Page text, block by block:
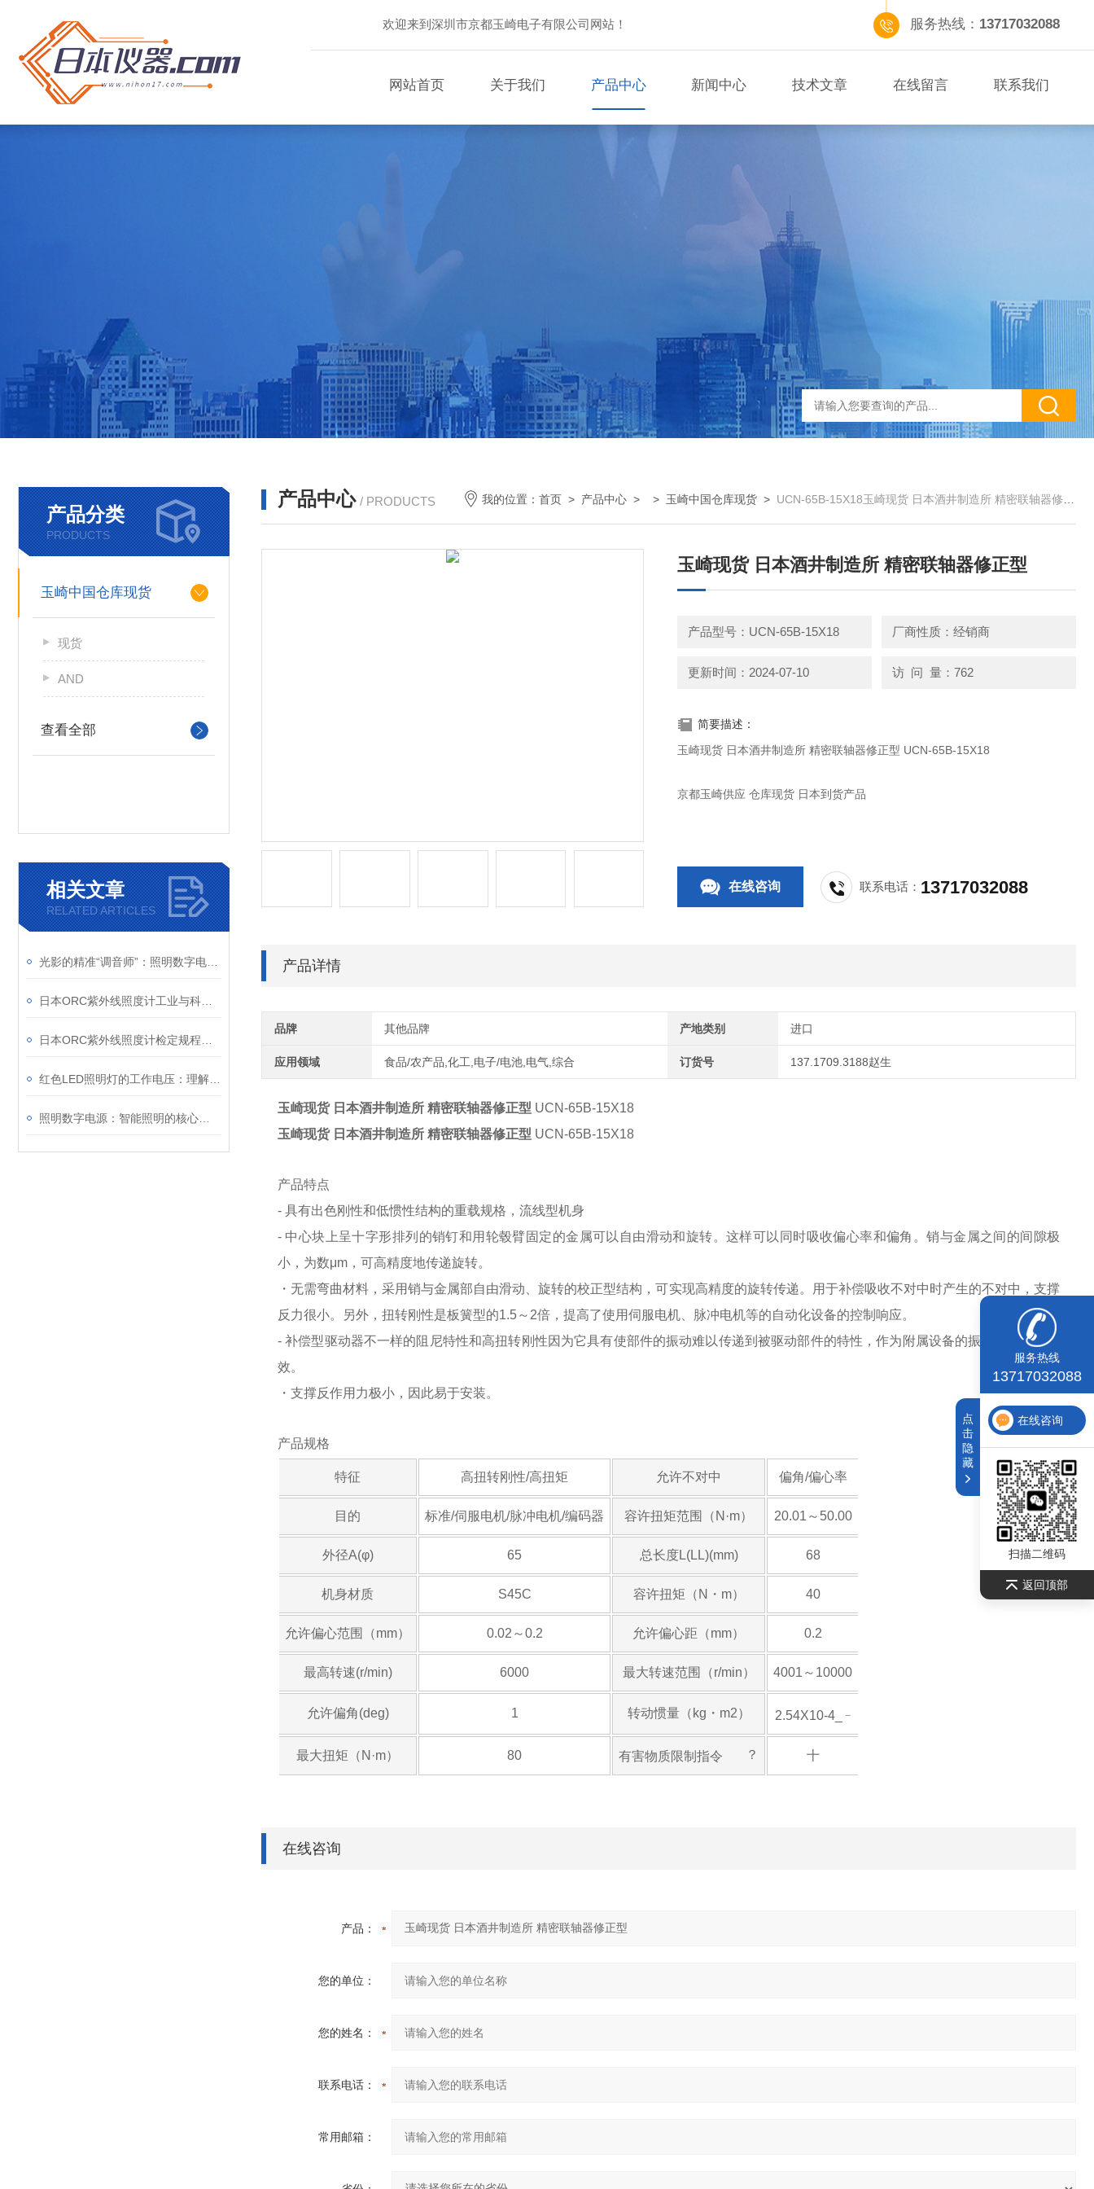
欢迎来到深圳市京都玉崎电子有限公司网站！ 服务热线： 13717032088
网站首页 关于我们 产品中心 新闻中心 技术文章 在线留言 联系我们
产品分类
PRODUCTS
玉崎中国仓库现货
现货
AND
查看全部
相关文章
RELATED ARTICLES
产品中心 / PRODUCTS 我的位置：首页 > 产品中心 > > 玉崎中国仓库现货 > UCN-65B-15X18玉崎现货 日本酒井制造所 精密联轴器修正型
玉崎现货 日本酒井制造所 精密联轴器修正型
产品型号：UCN-65B-15X18 厂商性质：经销商
更新时间：2024-07-10 访 问 量：762
简要描述：
玉崎现货 日本酒井制造所 精密联轴器修正型 UCN-65B-15X18
京都玉崎供应 仓库现货 日本到货产品
在线咨询 联系电话： 13717032088
产品详情
品牌 其他品牌 产地类别 进口
应用领域 食品/农产品,化工,电子/电池,电气,综合 订货号 137.1709.3188赵生
玉崎现货 日本酒井制造所 精密联轴器修正型 UCN-65B-15X18
玉崎现货 日本酒井制造所 精密联轴器修正型 UCN-65B-15X18
产品特点
- 具有出色刚性和低惯性结构的重载规格，流线型机身
- 中心块上呈十字形排列的销钉和用轮毂臂固定的金属可以自由滑动和旋转。这样可以同时吸收偏心率和偏角。销与金属之间的间隙极
小，为数μm，可高精度地传递旋转。
・无需弯曲材料，采用销与金属部自由滑动、旋转的校正型结构，可实现高精度的旋转传递。用于补偿吸收不对中时产生的不对中，支撑
反力很小。另外，扭转刚性是板簧型的1.5～2倍，提高了使用伺服电机、脉冲电机等的自动化设备的控制响应。
- 补偿型驱动器不一样的阻尼特性和高扭转刚性因为它具有使部件的振动难以传递到被驱动部件的特性，作为附属设备的振动对策非常有
效。
・支撑反作用力极小，因此易于安装。
产品规格
特征 高扭转刚性/高扭矩 允许不对中 偏角/偏心率
目的 标准/伺服电机/脉冲电机/编码器 容许扭矩范围（N·m） 20.01～50.00
外径A(φ) 65 总长度L(LL)(mm) 68
机身材质 S45C 容许扭矩（N・m） 40
允许偏心范围（mm） 0.02～0.2 允许偏心距（mm） 0.2
最高转速(r/min) 6000 最大转速范围（r/min） 4001～10000
允许偏角(deg) 1 转动惯量（kg・m2） 2.54X10-4_
最大扭矩（N·m） 80 有害物质限制指令 ？ 十
在线咨询
产品：
您的单位：
您的姓名：
联系电话：
常用邮箱：
服务热线
13717032088
在线咨询
扫描二维码
返回顶部
点
击
隐
藏